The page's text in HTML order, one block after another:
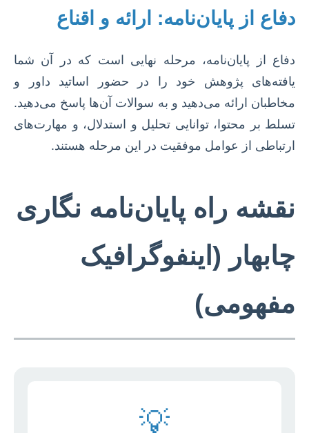
دفاع از پایان‌نامه: ارائه و اقناع
دفاع از پایان‌نامه، مرحله نهایی است که در آن شما
یافته‌های پژوهش خود را در حضور اساتید داور و
مخاطبان ارائه می‌دهید و به سوالات آن‌ها پاسخ می‌دهید.
تسلط بر محتوا، توانایی تحلیل و استدلال، و مهارت‌های
ارتباطی از عوامل موفقیت در این مرحله هستند.
نقشه راه پایان‌نامه نگاری
چابهار (اینفوگرافیک
مفهومی)
💡